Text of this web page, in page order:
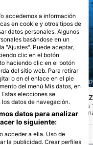
RIVEMAR CABO DE PALOS,
S.S. STANFIELD /
Buque mercante de unos
eslora. Se encuentra a
máxima de 64 metros.
posición de navegación
estado de conservación.
buceadores técnicos con
accedemos a información
en cookie y otros tipos de
datos personales. Algunos
basándose en un
"Ajustes". Puede aceptar,
clic en el botón
haciendo clic en el botón
del sitio web. Para retirar
o en el enlace en el pie
del menú Mis datos, en
elecciones se
datos de navegación.
datos para analizar
lo siguiente:
acceder a ella. Uso de
la publicidad. Crear perfiles